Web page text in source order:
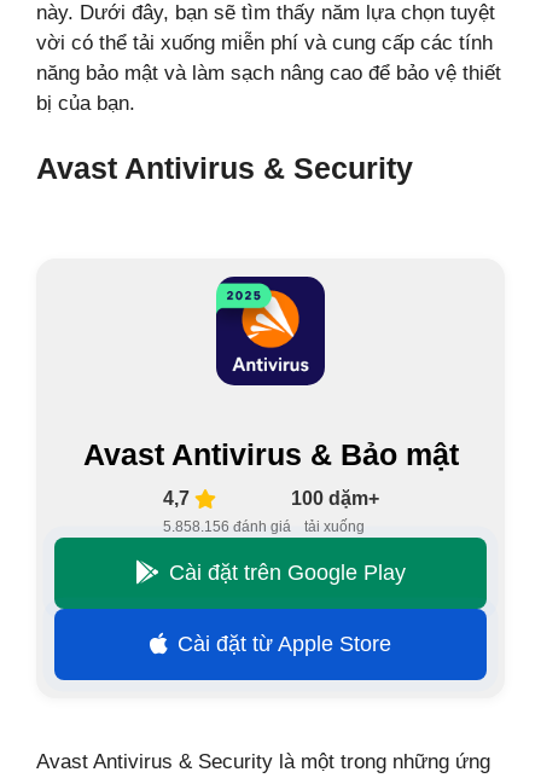
này. Dưới đây, bạn sẽ tìm thấy năm lựa chọn tuyệt
vời có thể tải xuống miễn phí và cung cấp các tính
năng bảo mật và làm sạch nâng cao để bảo vệ thiết
bị của bạn.
Avast Antivirus & Security
Avast Antivirus & Bảo mật
4,7
5.858.156 đánh giá
100 dặm+
tải xuống
Cài đặt trên Google Play
Cài đặt từ Apple Store
Avast Antivirus & Security là một trong những ứng